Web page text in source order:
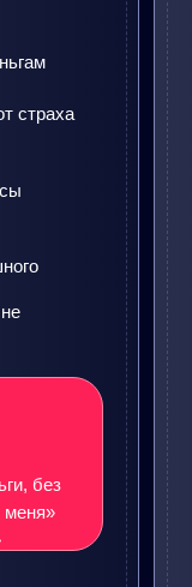
страха
без
меня»